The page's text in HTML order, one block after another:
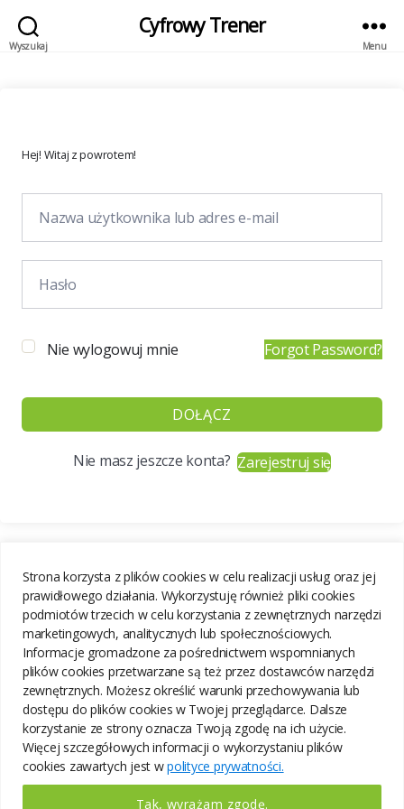
Strona korzysta z plików cookies w celu realizacji usług oraz jej
prawidłowego działania. Wykorzystuję również pliki cookies
podmiotów trzecich w celu korzystania z zewnętrznych narzędzi
marketingowych, analitycznych lub społecznościowych.
Informacje gromadzone za pośrednictwem wspomnianych
plików cookies przetwarzane są też przez dostawców narzędzi
zewnętrznych. Możesz określić warunki przechowywania lub
dostępu do plików cookies w Twojej przeglądarce. Dalsze
korzystanie ze strony oznacza Twoją zgodę na ich użycie.
Więcej szczegółowych informacji o wykorzystaniu plików
cookies zawartych jest wpolityce prywatności.
Tak, wyrażam zgodę.
Wyszukaj
Cyfrowy Trener
Menu
Hej! Witaj z powrotem!
Nie wylogowuj mnie Forgot Password?
DOŁĄCZ
Nie masz jeszcze konta?Zarejestruj się